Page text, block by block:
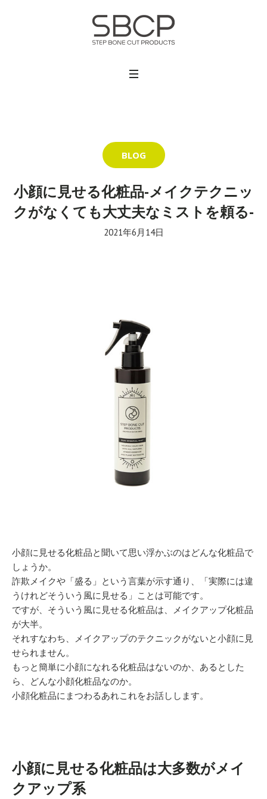
BLOG
小顔に見せる化粧品-メイクテクニッ
クがなくても大丈夫なミストを頼る-
2021年6月14日
小顔に見せる化粧品と聞いて思い浮かぶのはどんな化粧品で
しょうか。
詐欺メイクや「盛る」という言葉が示す通り、「実際には違
うけれどそういう風に見せる」ことは可能です。
ですが、そういう風に見せる化粧品は、メイクアップ化粧品
が大半。
それすなわち、メイクアップのテクニックがないと小顔に見
せられません。
もっと簡単に小顔になれる化粧品はないのか、あるとした
ら、どんな小顔化粧品なのか。
小顔化粧品にまつわるあれこれをお話しします。
小顔に見せる化粧品は大多数がメイ
クアップ系